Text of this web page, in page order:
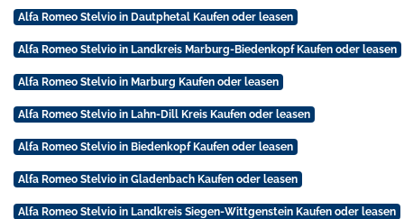
Alfa Romeo Stelvio in Dautphetal Kaufen oder leasen
Alfa Romeo Stelvio in Landkreis Marburg-Biedenkopf Kaufen oder leasen
Alfa Romeo Stelvio in Marburg Kaufen oder leasen
Alfa Romeo Stelvio in Lahn-Dill Kreis Kaufen oder leasen
Alfa Romeo Stelvio in Biedenkopf Kaufen oder leasen
Alfa Romeo Stelvio in Gladenbach Kaufen oder leasen
Alfa Romeo Stelvio in Landkreis Siegen-Wittgenstein Kaufen oder leasen